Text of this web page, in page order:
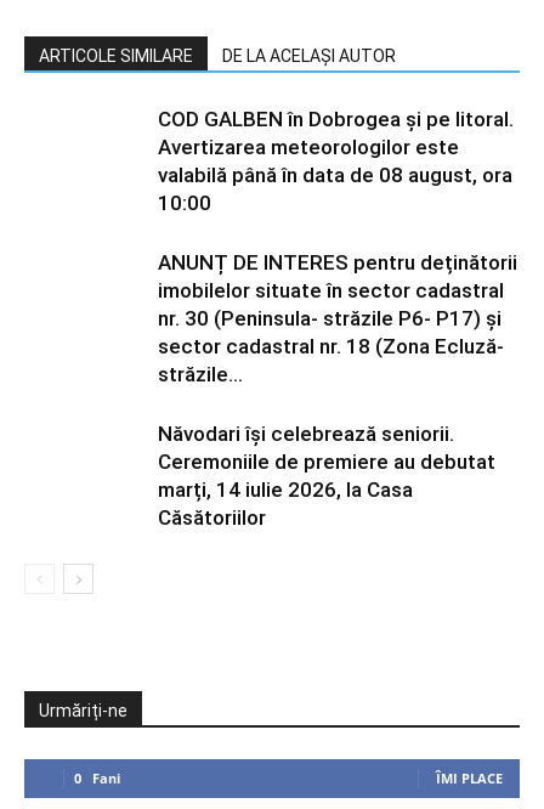
ARTICOLE SIMILARE DE LA ACELAȘI AUTOR
COD GALBEN în Dobrogea și pe litoral.
Avertizarea meteorologilor este
valabilă până în data de 08 august, ora
10:00
ANUNȚ DE INTERES pentru deținătorii
imobilelor situate în sector cadastral
nr. 30 (Peninsula- străzile P6- P17) și
sector cadastral nr. 18 (Zona Ecluză-
străzile...
Năvodari își celebrează seniorii.
Ceremoniile de premiere au debutat
marți, 14 iulie 2026, la Casa
Căsătoriilor
Urmăriți-ne
0 Fani ÎMI PLACE